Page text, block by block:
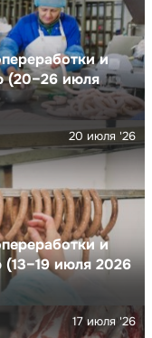
и
(20–26 июля
и
июля 2026
20 июля '26
17 июля '26